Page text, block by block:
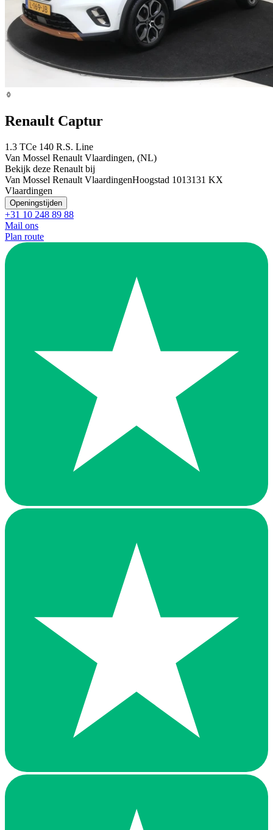
Renault Captur
1.3 TCe 140 R.S. Line
Van Mossel Renault Vlaardingen, (NL)
Bekijk deze Renault bij
Van Mossel Renault VlaardingenHoogstad 1013131 KX
Vlaardingen
Openingstijden
+31 10 248 89 88
Mail ons
Plan route